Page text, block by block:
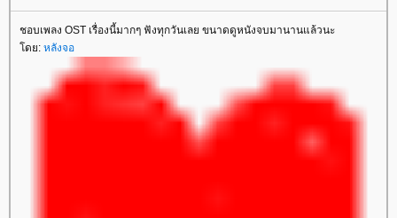
ชอบเพลง OST เรื่องนี้มากๆ ฟังทุกวันเลย ขนาดดูหนังจบมานานแล้วนะ
โดย: หลังจอ